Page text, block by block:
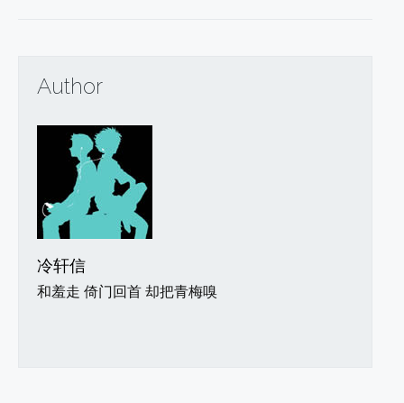
Author
冷轩信
和羞走 倚门回首 却把青梅嗅